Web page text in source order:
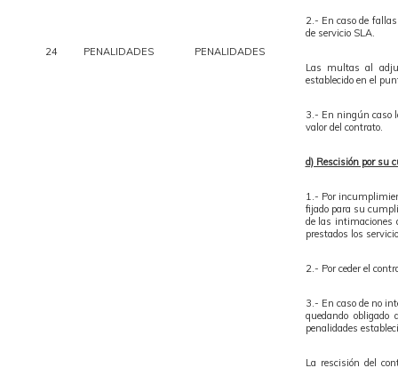
24 PENALIDADES PENALIDADES
2.- En caso de
de servicio SLA.
Las multas al
establecido en el
3.- En ningún caso
valor del contrato.
d) Rescisión por su
1.- Por
fijado para su
de las intimaciones
prestados los
2.- Por ceder el
3.- En caso de no
quedando
penalidades
La rescisión del